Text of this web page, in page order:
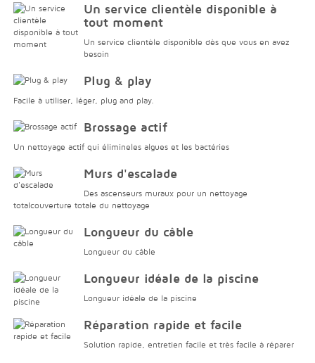
Un service clientèle disponible à
tout moment
Un service clientèle disponible dès que vous en avez
besoin
Plug & play
Facile à utiliser, léger, plug and play.
Brossage actif
Un nettoyage actif qui élimineles algues et les bactéries
Murs d'escalade
Des ascenseurs muraux pour un nettoyage
totalcouverture totale du nettoyage
Longueur du câble
Longueur du câble
Longueur idéale de la piscine
Longueur idéale de la piscine
Réparation rapide et facile
Solution rapide, entretien facile et très facile à réparer